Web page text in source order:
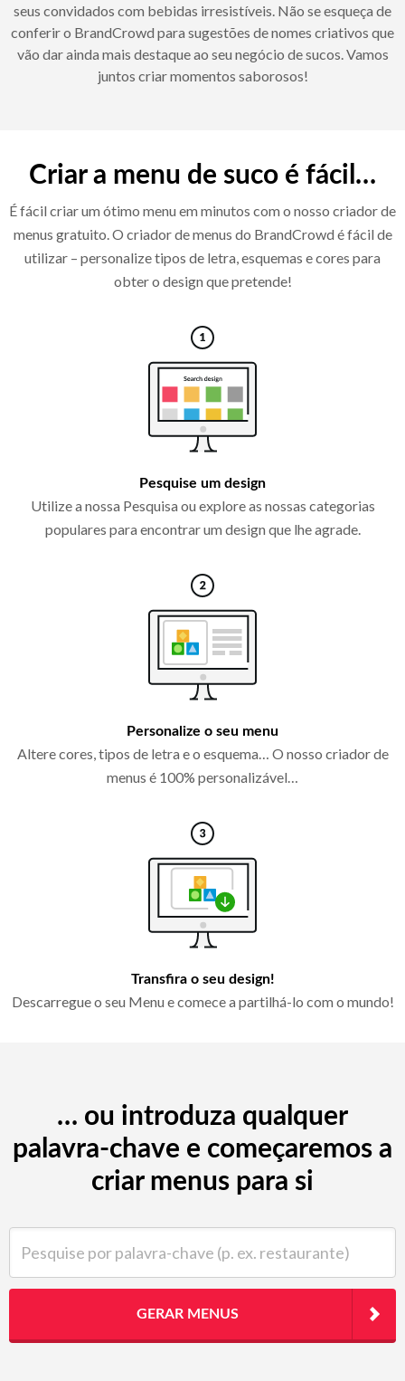
seus convidados com bebidas irresistíveis. Não se esqueça de
conferir o BrandCrowd para sugestões de nomes criativos que
vão dar ainda mais destaque ao seu negócio de sucos. Vamos
juntos criar momentos saborosos!
Criar a menu de suco é fácil…
É fácil criar um ótimo menu em minutos com o nosso criador de
menus gratuito. O criador de menus do BrandCrowd é fácil de
utilizar – personalize tipos de letra, esquemas e cores para
obter o design que pretende!
Pesquise um design
Utilize a nossa Pesquisa ou explore as nossas categorias
populares para encontrar um design que lhe agrade.
Personalize o seu menu
Altere cores, tipos de letra e o esquema… O nosso criador de
menus é 100% personalizável…
Transfira o seu design!
Descarregue o seu Menu e comece a partilhá-lo com o mundo!
… ou introduza qualquer
palavra-chave e começaremos a
criar menus para si
GERAR MENUS